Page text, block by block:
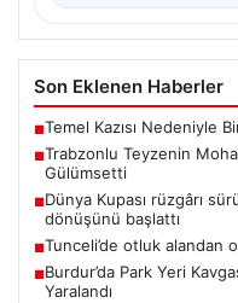
Son Eklenen Haberler
■Temel Kazısı Nedeniyle
■Trabzonlu Teyzenin
Gülümsetti
■Dünya Kupası rüzgârı
dönüşünü başlattı
■Tunceli’de otluk alandan
■Burdur’da Park Yeri
Yaralandı